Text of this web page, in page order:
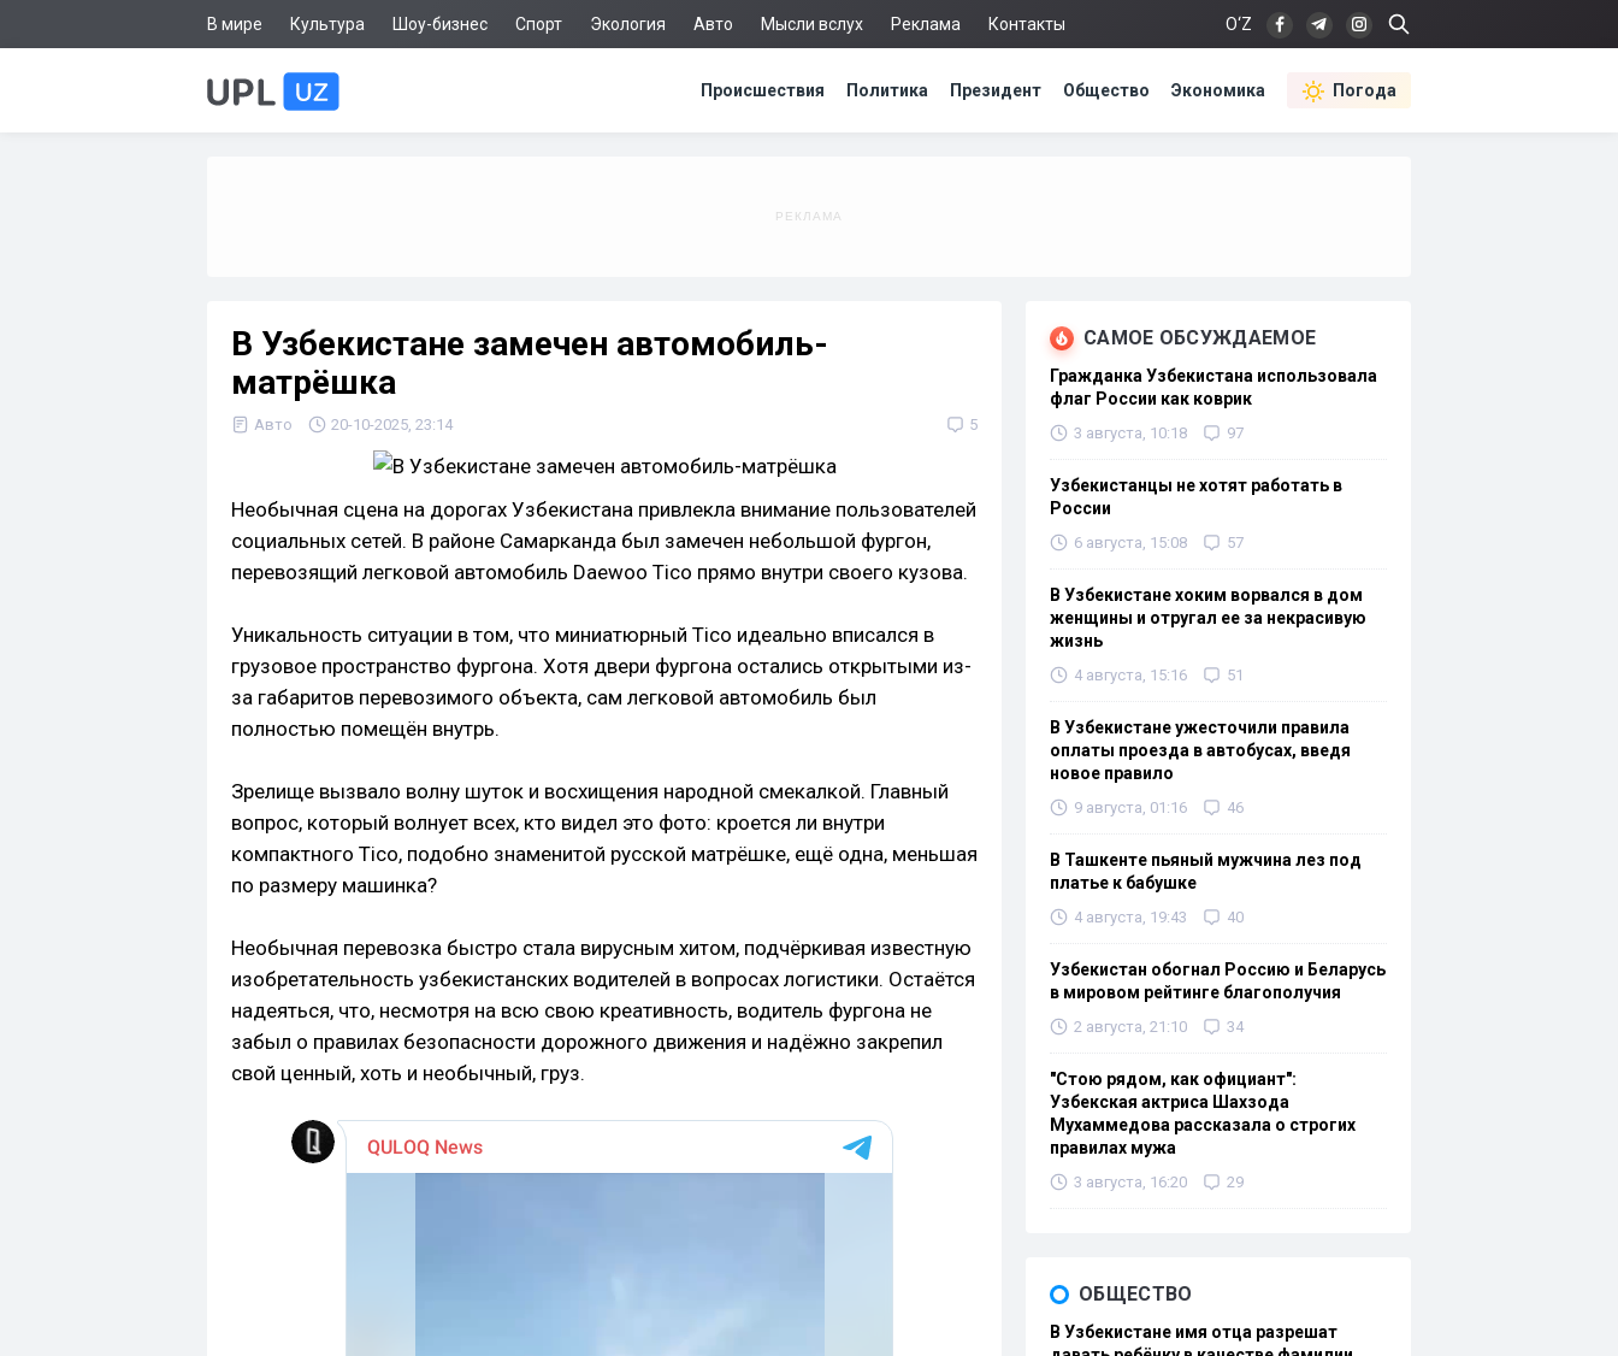
В мире Культура Шоу-бизнес Спорт Экология Авто Мысли вслух Реклама Контакты O‘Z
Происшествия Политика Президент Общество Экономика Погода
В Узбекистане замечен автомобиль-
матрёшка
Авто 20-10-2025, 23:14 5
Необычная сцена на дорогах Узбекистана привлекла внимание пользователей
социальных сетей. В районе Самарканда был замечен небольшой фургон,
перевозящий легковой автомобиль Daewoo Tico прямо внутри своего кузова.
Уникальность ситуации в том, что миниатюрный Tico идеально вписался в
грузовое пространство фургона. Хотя двери фургона остались открытыми из-
за габаритов перевозимого объекта, сам легковой автомобиль был
полностью помещён внутрь.
Зрелище вызвало волну шуток и восхищения народной смекалкой. Главный
вопрос, который волнует всех, кто видел это фото: кроется ли внутри
компактного Tico, подобно знаменитой русской матрёшке, ещё одна, меньшая
по размеру машинка?
Необычная перевозка быстро стала вирусным хитом, подчёркивая известную
изобретательность узбекистанских водителей в вопросах логистики. Остаётся
надеяться, что, несмотря на всю свою креативность, водитель фургона не
забыл о правилах безопасности дорожного движения и надёжно закрепил
свой ценный, хоть и необычный, груз.
САМОЕ ОБСУЖДАЕМОЕ
Гражданка Узбекистана использовала
флаг России как коврик
3 августа, 10:18 97
Узбекистанцы не хотят работать в
России
6 августа, 15:08 57
В Узбекистане хоким ворвался в дом
женщины и отругал ее за некрасивую
жизнь
4 августа, 15:16 51
В Узбекистане ужесточили правила
оплаты проезда в автобусах, введя
новое правило
9 августа, 01:16 46
В Ташкенте пьяный мужчина лез под
платье к бабушке
4 августа, 19:43 40
Узбекистан обогнал Россию и Беларусь
в мировом рейтинге благополучия
2 августа, 21:10 34
"Стою рядом, как официант":
Узбекская актриса Шахзода
Мухаммедова рассказала о строгих
правилах мужа
3 августа, 16:20 29
ОБЩЕСТВО
В Узбекистане имя отца разрешат